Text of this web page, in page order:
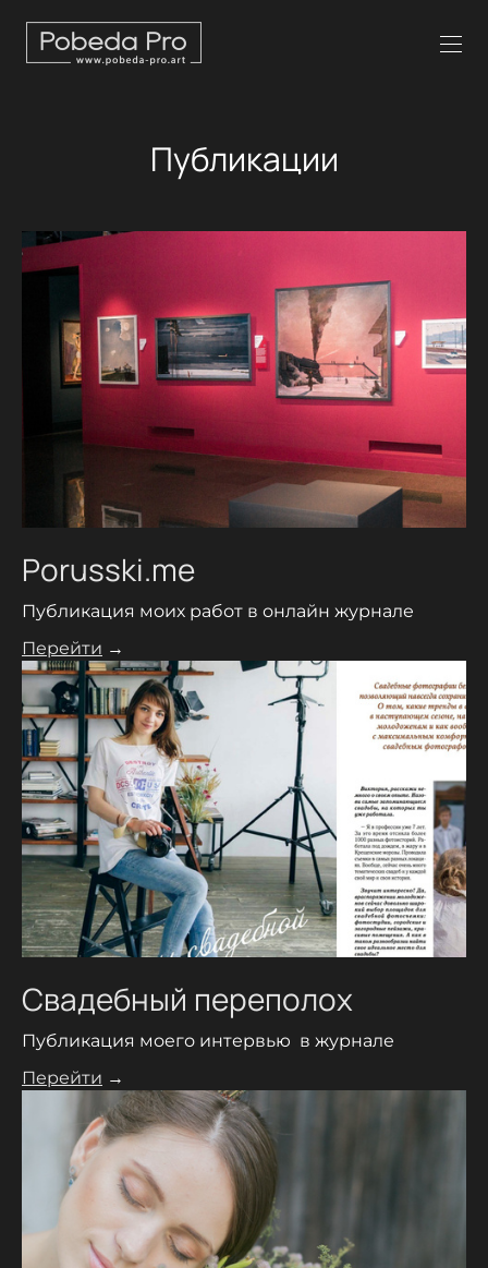
Публикации
Porusski.me
Публикация моих работ в онлайн журнале
Перейти →
Свадебный переполох
Публикация моего интервью в журнале
Перейти →